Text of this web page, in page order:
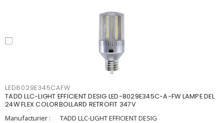
LED8029E345CAFW
TADD LLC-LIGHT EFFICIENT DESIG LED-8029E345C-A-FW LAMPE DEL
24W FLEX COLORBOLLARD RETROFIT 347V
Manufacturier :
TADD LLC-LIGHT EFFICIENT DESIG